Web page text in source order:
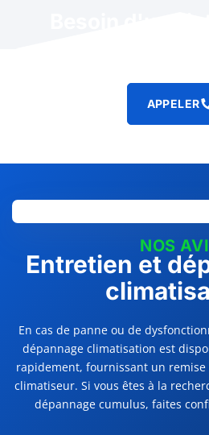
APPELER
NOS
Entretien et
En cas de panne ou de
dépannage climatisation est
rapidement, fournissant un
climatiseur. Si vous êtes à la
dépannage cumulus, faites